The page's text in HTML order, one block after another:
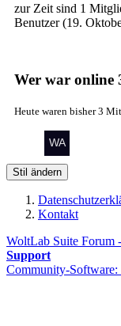
zur Zeit sind 1
Benutzer (19.
Wer war online
Heute waren bisher 3
Stil ändern
Kontakt
WoltLab Suite Forum
Support
Community-Software: